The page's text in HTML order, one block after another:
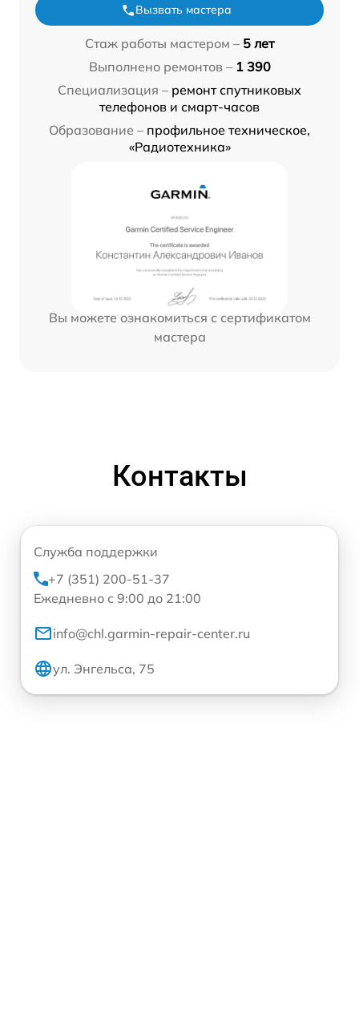
Вызвать мастера
Стаж работы мастером – 5 лет
Выполнено ремонтов – 1 390
Специализация – ремонт спутниковых
телефонов и смарт-часов
Образование – профильное техническое,
«Радиотехника»
Вы можете ознакомиться с сертификатом
мастера
Контакты
Служба поддержки
+7 (351) 200-51-37
Ежедневно с 9:00 до 21:00
info@chl.garmin-repair-center.ru
ул. Энгельса, 75